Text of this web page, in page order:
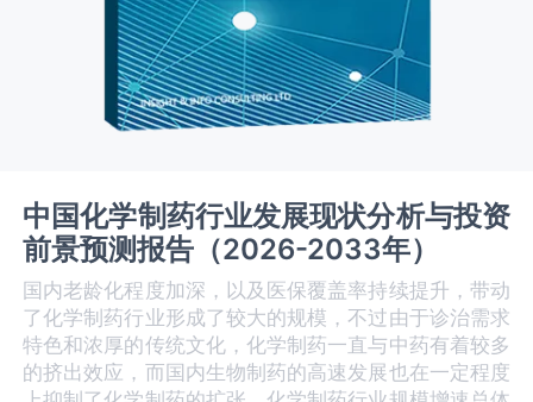
中国化学制药行业发展现状分析与投资
前景预测报告（2026-2033年）
国内老龄化程度加深，以及医保覆盖率持续提升，带动
了化学制药行业形成了较大的规模，不过由于诊治需求
特色和浓厚的传统文化，化学制药一直与中药有着较多
的挤出效应，而国内生物制药的高速发展也在一定程度